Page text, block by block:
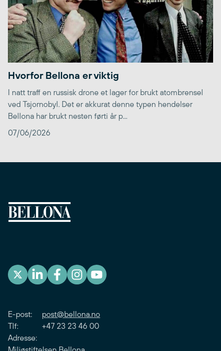
Hvorfor Bellona er viktig
I natt traff en russisk drone et lager for brukt atombrensel
ved Tsjornobyl. Det er akkurat denne typen hendelser
Bellona har brukt nesten førti år p...
07/06/2026
E-post: post@bellona.no
Tlf: +47 23 23 46 00
Adresse: